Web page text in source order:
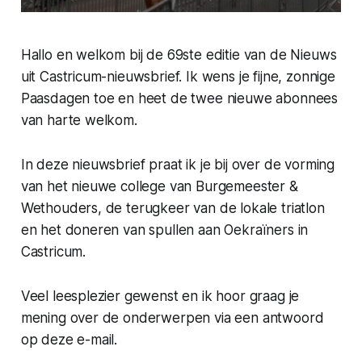
Hallo en welkom bij de 69ste editie van de Nieuws
uit Castricum-nieuwsbrief. Ik wens je fijne, zonnige
Paasdagen toe en heet de twee nieuwe abonnees
van harte welkom.
In deze nieuwsbrief praat ik je bij over de vorming
van het nieuwe college van Burgemeester &
Wethouders, de terugkeer van de lokale triatlon
en het doneren van spullen aan Oekraïners in
Castricum.
Veel leesplezier gewenst en ik hoor graag je
mening over de onderwerpen via een antwoord
op deze e-mail.